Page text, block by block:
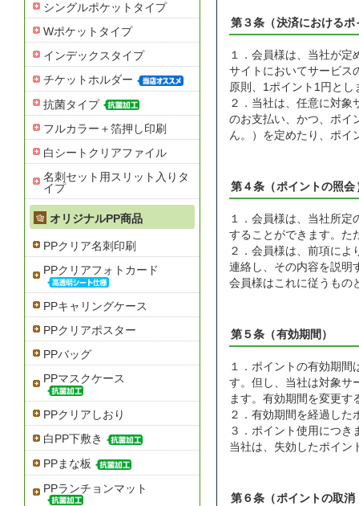
第３条（決済における
１．会員様は、当社が
サイトにおいてサービス
原則、1ポイント1円とし
２．当社は、任意に対
のお支払い、かつ、ポイ
ん。）を定めたり、ポイ
第４条（ポイントの照会
１．会員様は、当社所
することができます。た
２．会員様は、前項に
連絡し、その内容を説明
会員様はこれに従うもの
第５条（有効期間）
１．ポイントの有効期
す。但し、当社は対象サ
ます。有効期間を変更す
２．有効期間を経過した
３．ポイント使用につ
当社は、失効したポイン
第６条（ポイントの取消
シングルポケットタイプ
Wポケットタイプ
インデックスタイプ
チケットホルダー
抗菌タイプ
フルカラー＋箔押し印刷
白シートクリアファイル
名刺セット用スリット入りタ
イプ
オリジナルPP商品
PPクリア名刺印刷
PPクリアフォトカード
PPキャリングケース
PPクリアポスター
PPバッグ
PPマスクケース
PPクリアしおり
白PP下敷き
PPまな板
PPランチョンマット